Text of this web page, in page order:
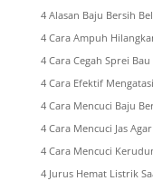
4 Alasan Baju Bersih
4 Cara Ampuh
4 Cara Cegah Sprei Bau
4 Cara Efektif
4 Cara Mencuci Baju
4 Cara Mencuci Jas
4 Cara Mencuci
4 Jurus Hemat Listrik